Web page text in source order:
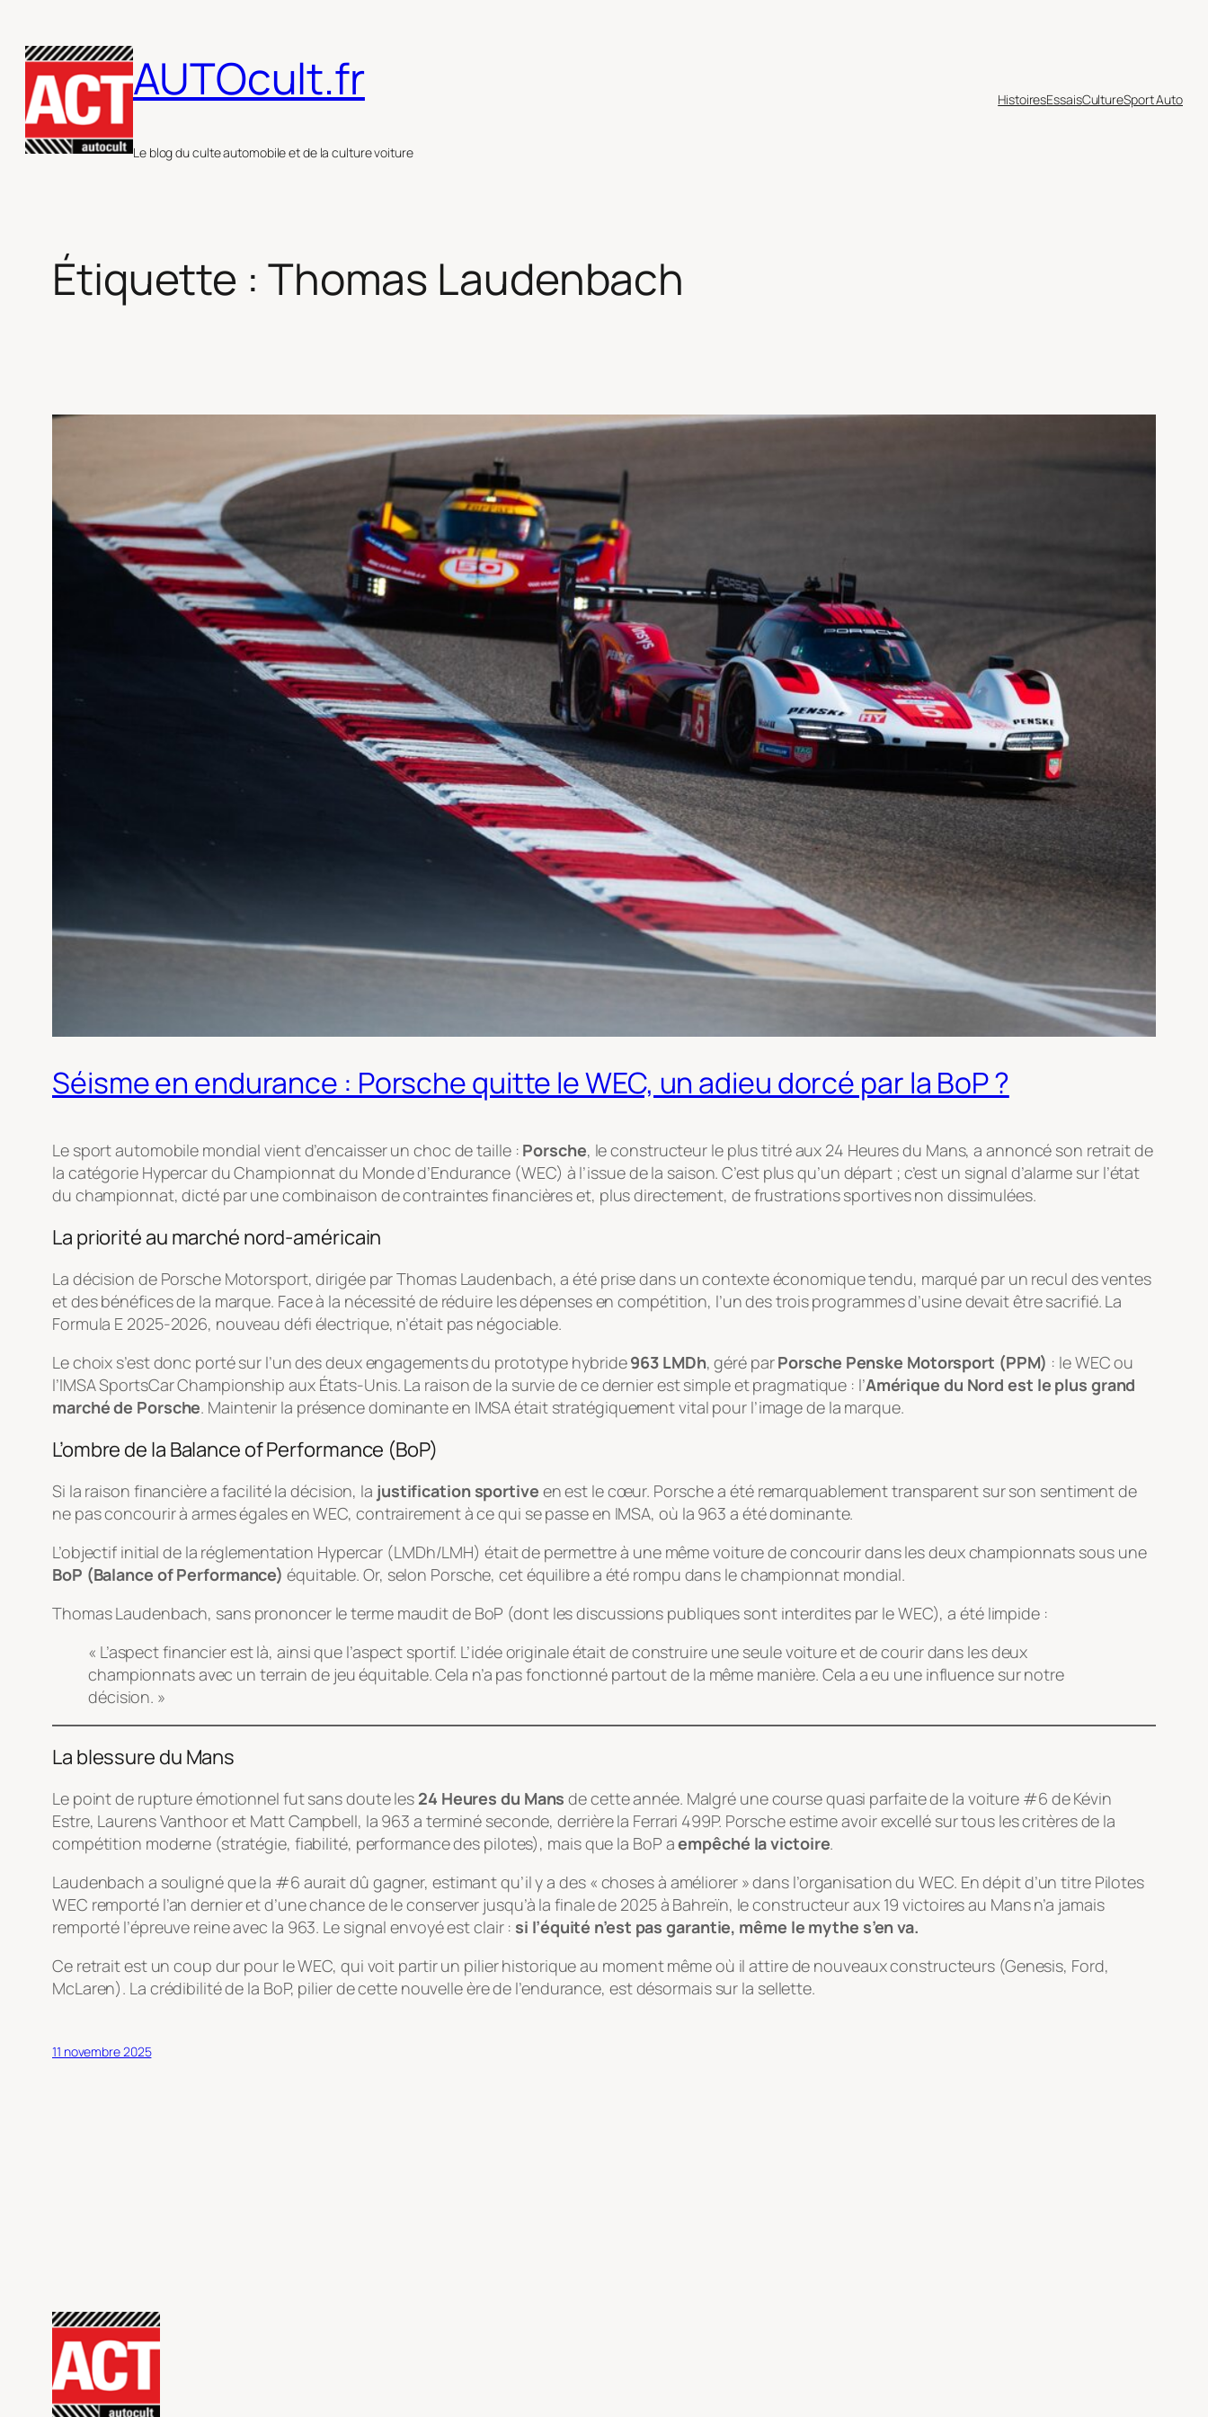
au
contenu
AUTOcult.fr
Le blog du culte automobile et de la culture voiture
HistoiresEssaisCultureSport Auto
Étiquette : Thomas Laudenbach
Séisme en endurance : Porsche quitte le WEC, un adieu dorcé par la BoP ?
Le sport automobile mondial vient d’encaisser un choc de taille : Porsche, le constructeur le plus titré aux 24 Heures du Mans, a annoncé son retrait de
la catégorie Hypercar du Championnat du Monde d’Endurance (WEC) à l’issue de la saison. C’est plus qu’un départ ; c’est un signal d’alarme sur l’état
du championnat, dicté par une combinaison de contraintes financières et, plus directement, de frustrations sportives non dissimulées.
La priorité au marché nord-américain
La décision de Porsche Motorsport, dirigée par Thomas Laudenbach, a été prise dans un contexte économique tendu, marqué par un recul des ventes
et des bénéfices de la marque. Face à la nécessité de réduire les dépenses en compétition, l’un des trois programmes d’usine devait être sacrifié. La
Formula E 2025-2026, nouveau défi électrique, n’était pas négociable.
Le choix s’est donc porté sur l’un des deux engagements du prototype hybride963 LMDh, géré parPorsche Penske Motorsport (PPM) : le WEC ou
l’IMSA SportsCar Championship aux États-Unis. La raison de la survie de ce dernier est simple et pragmatique : l’Amérique du Nord est le plus grand
marché de Porsche. Maintenir la présence dominante en IMSA était stratégiquement vital pour l’image de la marque.
L’ombre de la Balance of Performance (BoP)
Si la raison financière a facilité la décision, la justification sportive en est le cœur. Porsche a été remarquablement transparent sur son sentiment de
ne pas concourir à armes égales en WEC, contrairement à ce qui se passe en IMSA, où la 963 a été dominante.
L’objectif initial de la réglementation Hypercar (LMDh/LMH) était de permettre à une même voiture de concourir dans les deux championnats sous une
BoP (Balance of Performance) équitable. Or, selon Porsche, cet équilibre a été rompu dans le championnat mondial.
Thomas Laudenbach, sans prononcer le terme maudit de BoP (dont les discussions publiques sont interdites par le WEC), a été limpide :
« L’aspect financier est là, ainsi que l’aspect sportif. L’idée originale était de construire une seule voiture et de courir dans les deux
championnats avec un terrain de jeu équitable. Cela n’a pas fonctionné partout de la même manière. Cela a eu une influence sur notre
décision. »
La blessure du Mans
Le point de rupture émotionnel fut sans doute les 24 Heures du Mans de cette année. Malgré une course quasi parfaite de la voiture #6 de Kévin
Estre, Laurens Vanthoor et Matt Campbell, la 963 a terminé seconde, derrière la Ferrari 499P. Porsche estime avoir excellé sur tous les critères de la
compétition moderne (stratégie, fiabilité, performance des pilotes), mais que la BoP aempêché la victoire.
Laudenbach a souligné que la #6 aurait dû gagner, estimant qu’il y a des « choses à améliorer» dans l’organisation du WEC. En dépit d’un titre Pilotes
WEC remporté l’an dernier et d’une chance de le conserver jusqu’à la finale de 2025 à Bahreïn, le constructeur aux 19 victoires au Mans n’a jamais
remporté l’épreuve reine avec la 963. Le signal envoyé est clair : si l’équité n’est pas garantie, même le mythe s’en va.
Ce retrait est un coup dur pour le WEC, qui voit partir un pilier historique au moment même où il attire de nouveaux constructeurs (Genesis, Ford,
McLaren). La crédibilité de la BoP, pilier de cette nouvelle ère de l’endurance, est désormais sur la sellette.
11 novembre 2025